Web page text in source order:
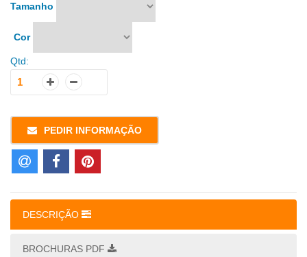
Tamanho
Cor
Qtd:
PEDIR INFORMAÇÃO
DESCRIÇÃO
BROCHURAS PDF